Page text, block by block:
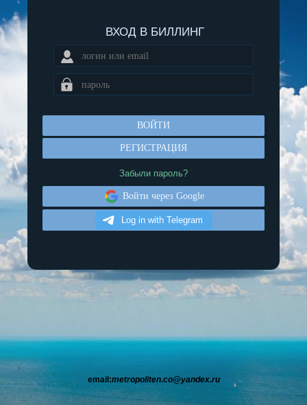
ВХОД В БИЛЛИНГ
Забыли пароль?
Войти через Google
email:metropoliten.co@yandex.ru